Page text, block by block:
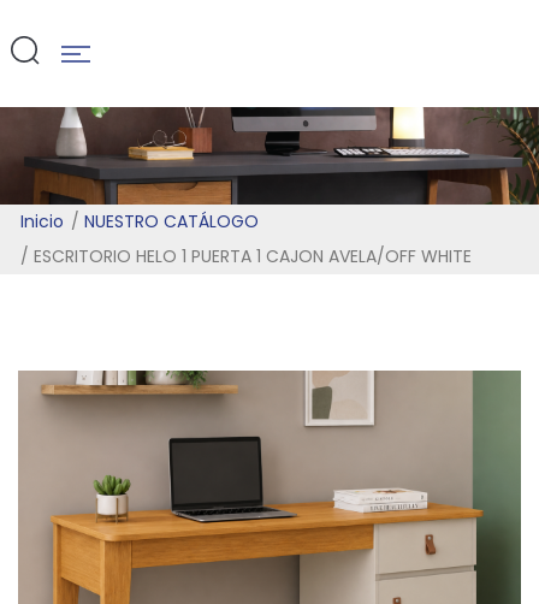
Inicio
NUESTRO CATÁLOGO
ESCRITORIO HELO 1 PUERTA 1 CAJON AVELA/OFF WHITE